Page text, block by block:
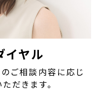
イヤル
ご相談内容に応じ
だきます。